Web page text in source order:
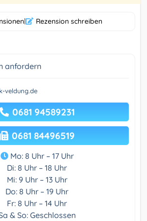
| Rezension schreiben
anfordern
veldung.de
0681 94589231
0681 84496519
Mo: 8 Uhr – 17 Uhr
Di: 8 Uhr – 18 Uhr
Mi: 9 Uhr – 13 Uhr
Do: 8 Uhr – 19 Uhr
Fr: 8 Uhr – 14 Uhr
& So: Geschlossen